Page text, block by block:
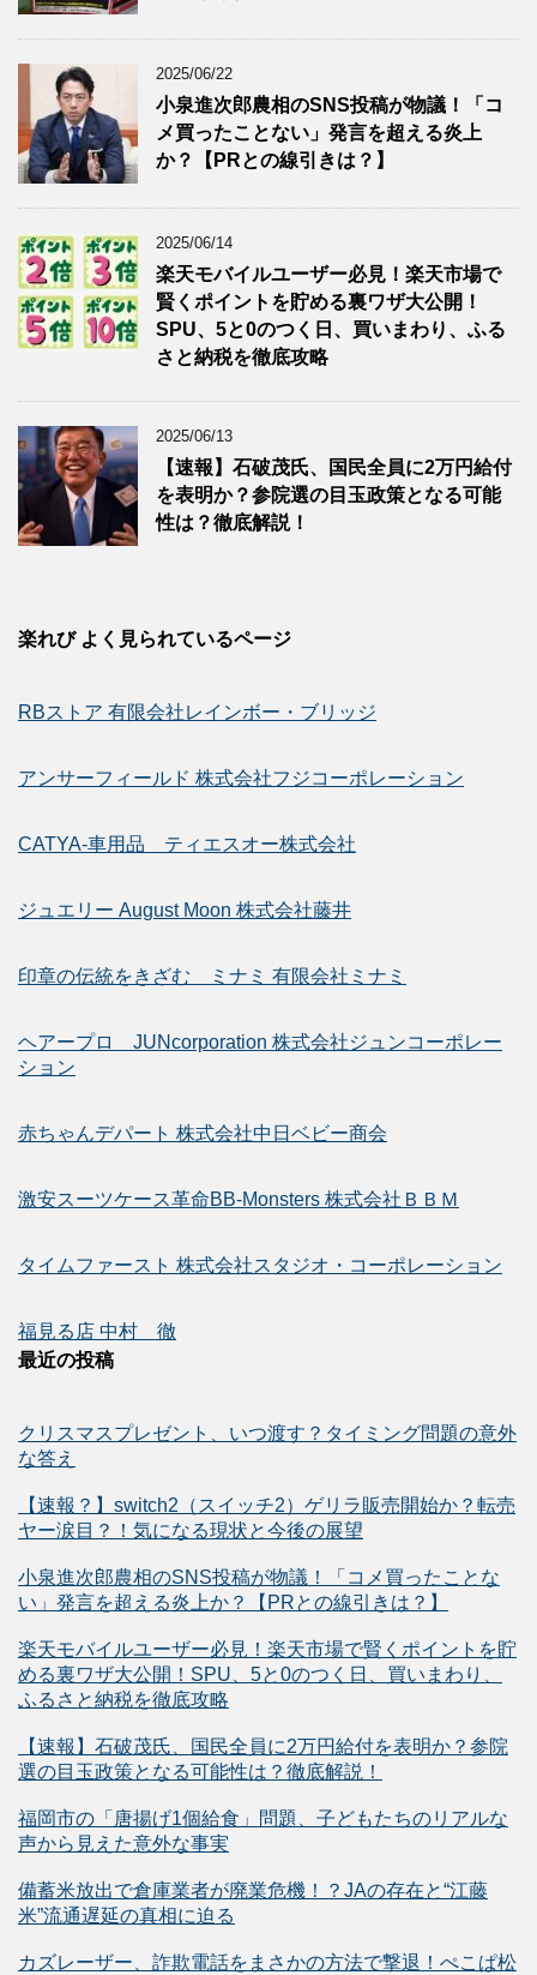
2025/06/22
小泉進次郎農相のSNS投稿が物議！「コ
メ買ったことない」発言を超える炎上
か？【PRとの線引きは？】
2025/06/14
楽天モバイルユーザー必見！楽天市場で
賢くポイントを貯める裏ワザ大公開！
SPU、5と0のつく日、買いまわり、ふる
さと納税を徹底攻略
2025/06/13
【速報】石破茂氏、国民全員に2万円給付
を表明か？参院選の目玉政策となる可能
性は？徹底解説！
楽れび よく見られているページ
RBストア 有限会社レインボー・ブリッジ
アンサーフィールド 株式会社フジコーポレーション
CATYA-車用品 ティエスオー株式会社
ジュエリー August Moon 株式会社藤井
印章の伝統をきざむ ミナミ 有限会社ミナミ
ヘアープロ JUNcorporation 株式会社ジュンコーポレー
ション
赤ちゃんデパート 株式会社中日ベビー商会
激安スーツケース革命BB-Monsters 株式会社ＢＢＭ
タイムファースト 株式会社スタジオ・コーポレーション
福見る店 中村 徹
最近の投稿
クリスマスプレゼント、いつ渡す？タイミング問題の意外
な答え
【速報？】switch2（スイッチ2）ゲリラ販売開始か？転売
ヤー涙目？！気になる現状と今後の展望
小泉進次郎農相のSNS投稿が物議！「コメ買ったことな
い」発言を超える炎上か？【PRとの線引きは？】
楽天モバイルユーザー必見！楽天市場で賢くポイントを貯
める裏ワザ大公開！SPU、5と0のつく日、買いまわり、
ふるさと納税を徹底攻略
【速報】石破茂氏、国民全員に2万円給付を表明か？参院
選の目玉政策となる可能性は？徹底解説！
福岡市の「唐揚げ1個給食」問題、子どもたちのリアルな
声から見えた意外な事実
備蓄米放出で倉庫業者が廃業危機！？JAの存在と“江藤
米”流通遅延の真相に迫る
カズレーザー、詐欺電話をまさかの方法で撃退！ぺこぱ松